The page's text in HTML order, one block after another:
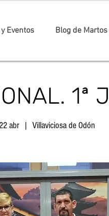
1ª
abr
  |
Villaviciosa de Odón
Eventos Blog de Martos